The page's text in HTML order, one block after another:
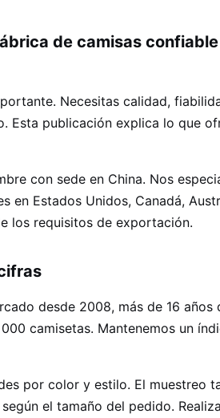
de camisas
Necesitas calidad,
Esta publicación explica lo que
con sede en China. Nos
en Estados Unidos, Canadá,
los requisitos de exportación.
desde 2008, más de 16
camisetas. Mantenemos un
por color y estilo. El muestreo
el tamaño del pedido.